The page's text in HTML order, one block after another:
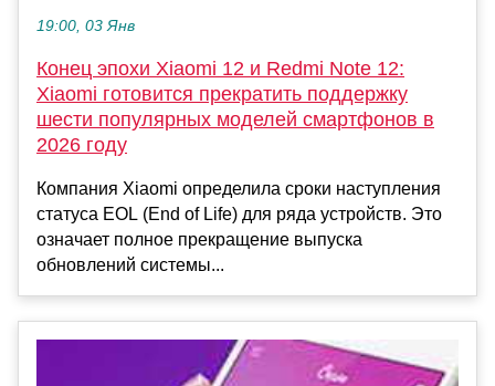
19:00, 03 Янв
Конец эпохи Xiaomi 12 и Redmi Note 12:
Xiaomi готовится прекратить поддержку
шести популярных моделей смартфонов в
2026 году
Компания Xiaomi определила сроки наступления
статуса EOL (End of Life) для ряда устройств. Это
означает полное прекращение выпуска
обновлений системы...